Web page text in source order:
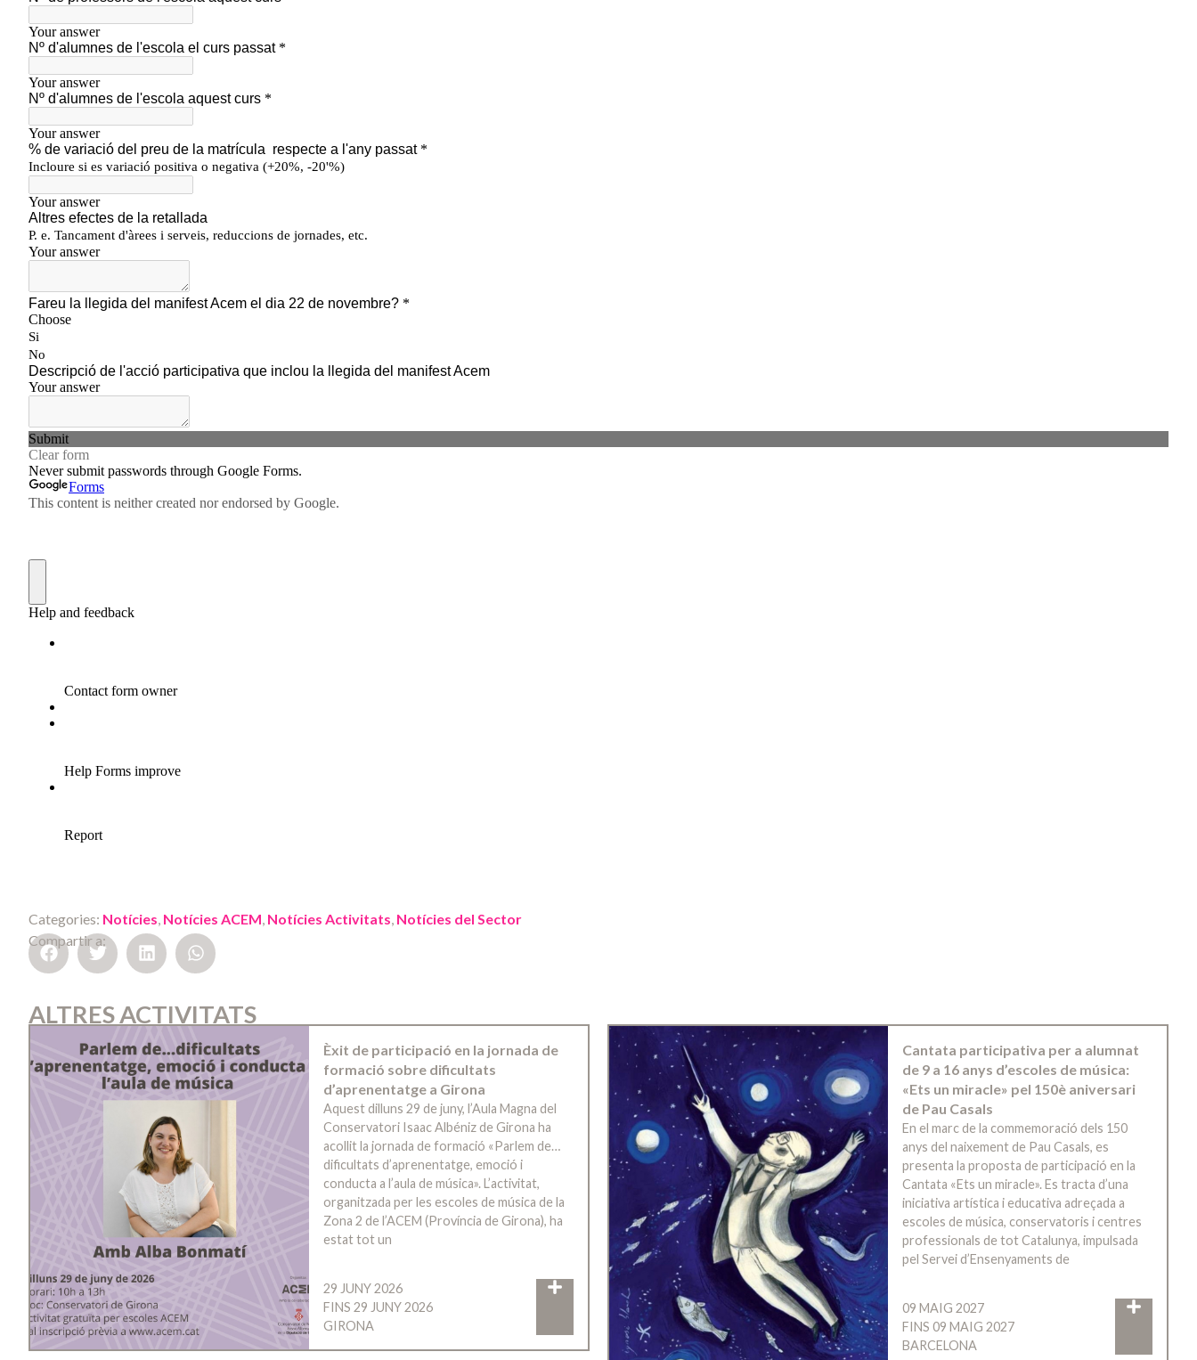
Categories: Notícies Notícies ACEM Notícies Activitats Notícies del Sector
Compartir a:
ALTRES ACTIVITATS
Èxit de participació en la jornada de
formació sobre dificultats
d’aprenentatge a Girona
Aquest dilluns 29 de juny, l’Aula Magna del
Conservatori Isaac Albéniz de Girona ha
acollit la jornada de formació «Parlem de…
dificultats d’aprenentatge, emoció i
conducta a l’aula de música». L’activitat,
organitzada per les escoles de música de la
Zona 2 de l’ACEM (Província de Girona), ha
estat tot un
29 JUNY 2026
FINS 29 JUNY 2026
GIRONA
Cantata participativa per a alumnat
de 9 a 16 anys d’escoles de música:
«Ets un miracle» pel 150è aniversari
de Pau Casals
En el marc de la commemoració dels 150
anys del naixement de Pau Casals, es
presenta la proposta de participació en la
Cantata «Ets un miracle». Es tracta d’una
iniciativa artística i educativa adreçada a
escoles de música, conservatoris i centres
professionals de tot Catalunya, impulsada
pel Servei d’Ensenyaments de
09 MAIG 2027
FINS 09 MAIG 2027
BARCELONA